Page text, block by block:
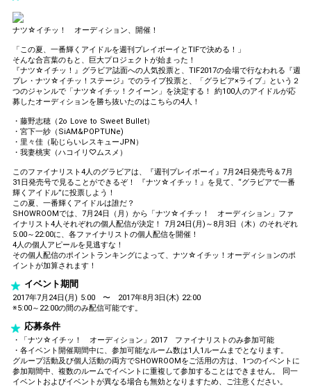
ナツ☆イチッ！ オーディション、開催！
「この夏、一番輝くアイドルを週刊プレイボーイとTIFで決める！」
そんな合言葉のもと、巨大プロジェクトが始まった！
『ナツ☆イチッ！』グラビア誌面への人気投票と、TIF2017の会場で行なわれる『週
プレ・ナツ☆イチッ！ステージ』でのライブ投票と、「グラビア×ライブ」という２
つのジャンルで「ナツ☆イチッ！クイーン」を決定する！ 約100人のアイドルが応
募したオーディションを勝ち抜いたのはこちらの4人！
・藤野志穂（2o Love to Sweet Bullet）
・宮下一紗（SiAM&POPTUNe)
・里々佳（恥じらいレスキューJPN）
・我妻桃実（ハコイリ♡ムスメ）
このファイナリスト4人のグラビアは、『週刊プレイボーイ』7月24日発売号＆7月
31日発売号で見ることができるぞ！ 『ナツ☆イチッ！』を見て、“グラビアで一番
輝くアイドル”に投票しよう！
この夏、一番輝くアイドルは誰だ？
SHOWROOMでは、7月24日（月）から「ナツ☆イチッ！ オーディション」ファ
イナリスト4人それぞれの個人配信が決定！ 7月24日(月)～8月3日（木）のそれぞれ
5:00～22:00に、各ファイナリストの個人配信を開催！
4人の個人アピールを見逃すな！
その個人配信のポイントランキングによって、ナツ☆イチッ！オーディションのポ
イントが加算されます！
イベント期間
2017年7月24日(月) 5:00 〜 2017年8月3日(木) 22:00
※5:00～22:00の間のみ配信可能です。
応募条件
・「ナツ☆イチッ！ オーディション」2017 ファイナリストのみ参加可能
・各イベント開催期間中に、参加可能なルーム数は1人1ルームまでとなります。
グループ活動及び個人活動の両方でSHOWROOMをご活用の方は、1つのイベントに
参加期間中、複数のルームでイベントに重複して参加することはできません。 同一
イベントおよびイベントが異なる場合も無効となりますため、ご注意ください。